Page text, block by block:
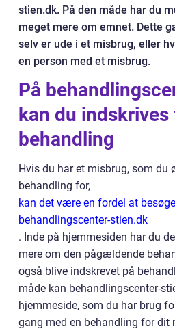
stien.dk. På den måde har du
meget mere om emnet. Dette
selv er ude i et misbrug, eller
en person med et misbrug.
På
kan du indskrives
behandling
Hvis du har et misbrug, som du
behandling for,
kan det være en fordel at
behandlingscenter-stien.dk
. Inde på hjemmesiden har du
mere om den pågældende
også blive indskrevet på
måde kan behandlingscenter-
hjemmeside, som du har brug
gang med en behandling for dit